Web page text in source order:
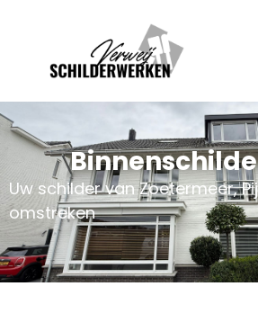
Uw schilder van Zoetermeer,
omstreken